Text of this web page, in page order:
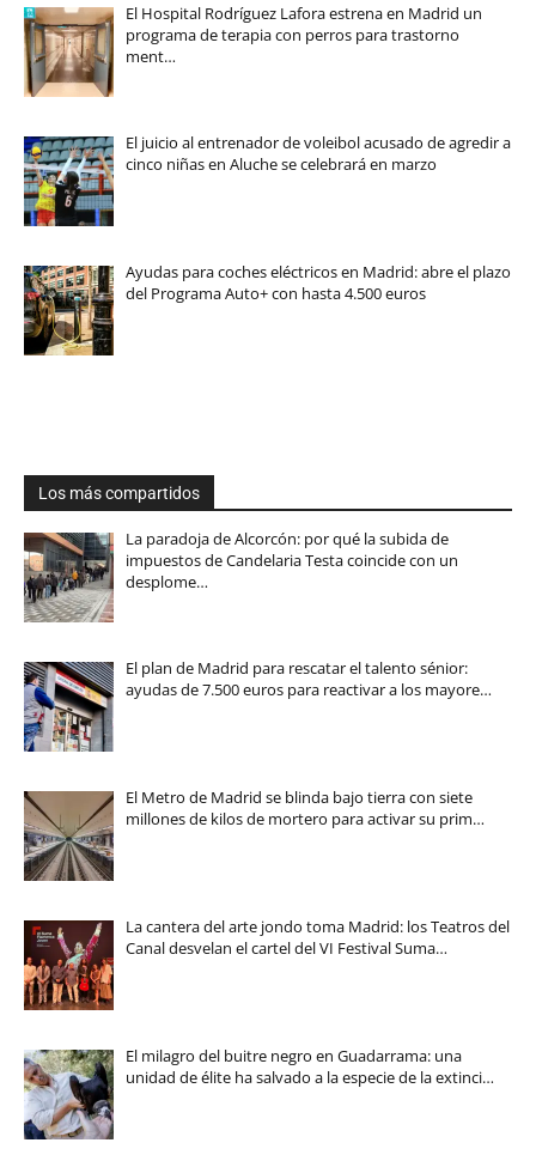
El Hospital Rodríguez Lafora estrena en Madrid un
programa de terapia con perros para trastorno
ment…
El juicio al entrenador de voleibol acusado de agredir a
cinco niñas en Aluche se celebrará en marzo
Ayudas para coches eléctricos en Madrid: abre el plazo
del Programa Auto+ con hasta 4.500 euros
Los más compartidos
La paradoja de Alcorcón: por qué la subida de
impuestos de Candelaria Testa coincide con un
desplome…
El plan de Madrid para rescatar el talento sénior:
ayudas de 7.500 euros para reactivar a los mayore…
El Metro de Madrid se blinda bajo tierra con siete
millones de kilos de mortero para activar su prim…
La cantera del arte jondo toma Madrid: los Teatros del
Canal desvelan el cartel del VI Festival Suma…
El milagro del buitre negro en Guadarrama: una
unidad de élite ha salvado a la especie de la extinci…